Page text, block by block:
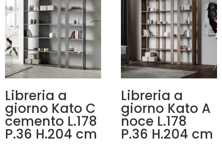
Libreria a
giorno Kato C
cemento L.178
P.36 H.204 cm
Libreria a
giorno Kato A
noce L.178
P.36 H.204 cm